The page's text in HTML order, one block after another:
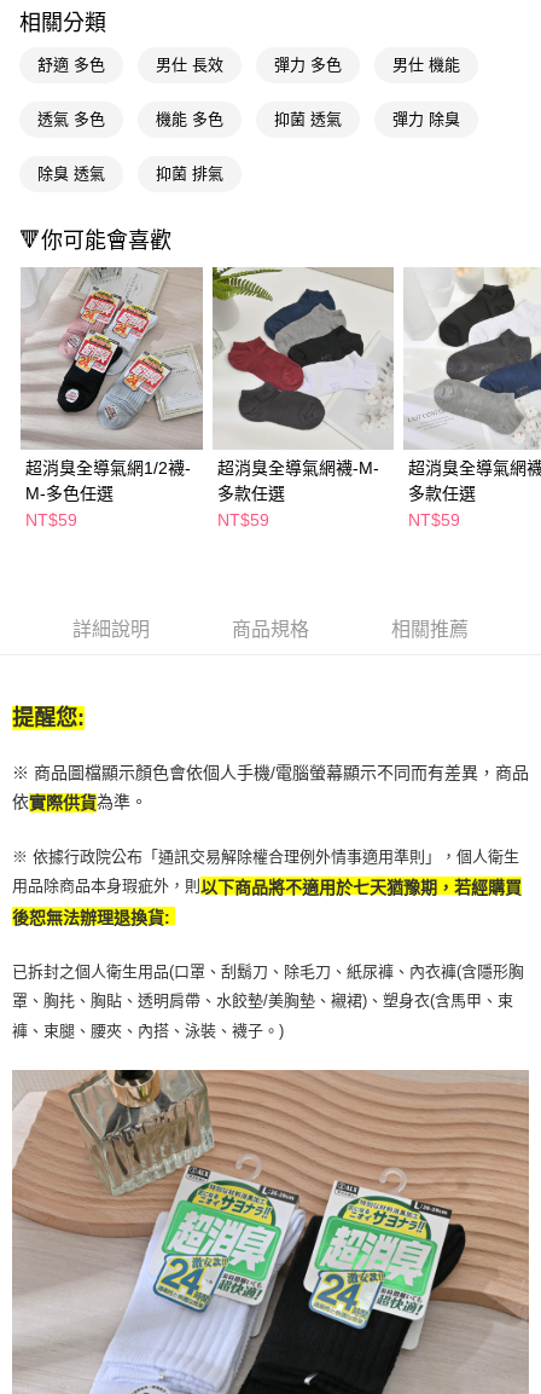
【關於「AFTEE先享後付」】
AFTEE先享後付是「在收到商品之後才付款」的支付方式。 讓您購物簡單
１．簡單：不需註冊會員、不需綁卡、不需儲值。
１．於結帳方式選擇「AFTEE先享後付」後，將跳轉至「AFTEE先享後付」
結帳頁面，進行簡訊認證並確認金額後，即可完成結帳。
２．訂單成立數日內，您將收到繳費通知簡訊。
３．收到繳費通知簡訊後14天內，點擊此簡訊中的連結，可透過四大超商／
ATM／網路銀行／等多元方式進行付款，方視為交易完成。
※ 請注意：結帳手續完成當下不需立刻繳費，但若您需要取消訂單，請聯絡
購買商品的店家。未經商家同意取消之訂單仍視為有效，需透過AFTEE先享
後付繳納相關費用。
※ 交易是否成功請以「AFTEE先享後付 」之結帳頁面顯示為準，若有關於
是否繳費成功／繳費後需取消欲退款等相關疑問，請聯繫「AFTEE先享後付
客戶支援中心」
https://netprotections.freshdesk.com/support/home
２．關於個人資料處理事宜，請瀏覽以下網址：
任。
時審查核予不同之上限額度；若仍有額度不足之情形，本公司將視審查結果
請求用戶進行身份認證。
５．嚴禁一人註冊多個帳號或使用他人資訊註冊。若發現惡意使用之情形，
即享券
運送方式
全家取貨付款
付款後全家取貨
每筆NT$65，滿NT$390(含以上)免運費
萊爾富取貨付款
每筆NT$65，滿NT$490(含以上)免運費
付款後萊爾富取貨
每筆NT$65，滿NT$490(含以上)免運費
每筆NT$65，滿NT$490(含以上)免運費
每筆NT$100，滿NT$790(含以上)免運費
付款後寶雅門市自取(由倉庫統一出貨)
每筆NT$80，滿NT$290(含以上)免運費
相關分類
舒適 多色 男仕 長效 彈力 多色 男仕 機能
透氣 多色 機能 多色 抑菌 透氣 彈力 除臭
除臭 透氣 抑菌 排氣
🔻你可能會喜歡
超消臭全導氣網1/2襪-
M-多色任選
NT$59
超消臭全導氣網襪-M-
多款任選
NT$59
超消臭全導氣網
多款任選
NT$59
詳細說明 商品規格 相關推薦
提醒您:
※ 商品圖檔顯示顏色會依個人手機/電腦螢幕顯示不同而有差異，商品
依實際供貨為準。
※ 依據行政院公布「通訊交易解除權合理例外情事適用準則」，個人衛生
用品除商品本身瑕疵外，則 以下商品將不適用於七天猶豫期，若經購買
後恕無法辦理退換貨:
已拆封之個人衛生用品(口罩、刮鬍刀、除毛刀、紙尿褲、內衣褲(含隱形胸
罩、胸扥、胸貼、透明肩帶、水餃墊/美胸墊、襯裙)、塑身衣(含馬甲、束
褲、束腿、腰夾、內搭、泳裝、襪子。)